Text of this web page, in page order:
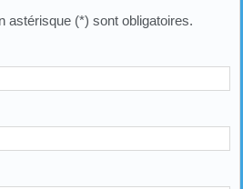
astérisque (*) sont obligatoires.